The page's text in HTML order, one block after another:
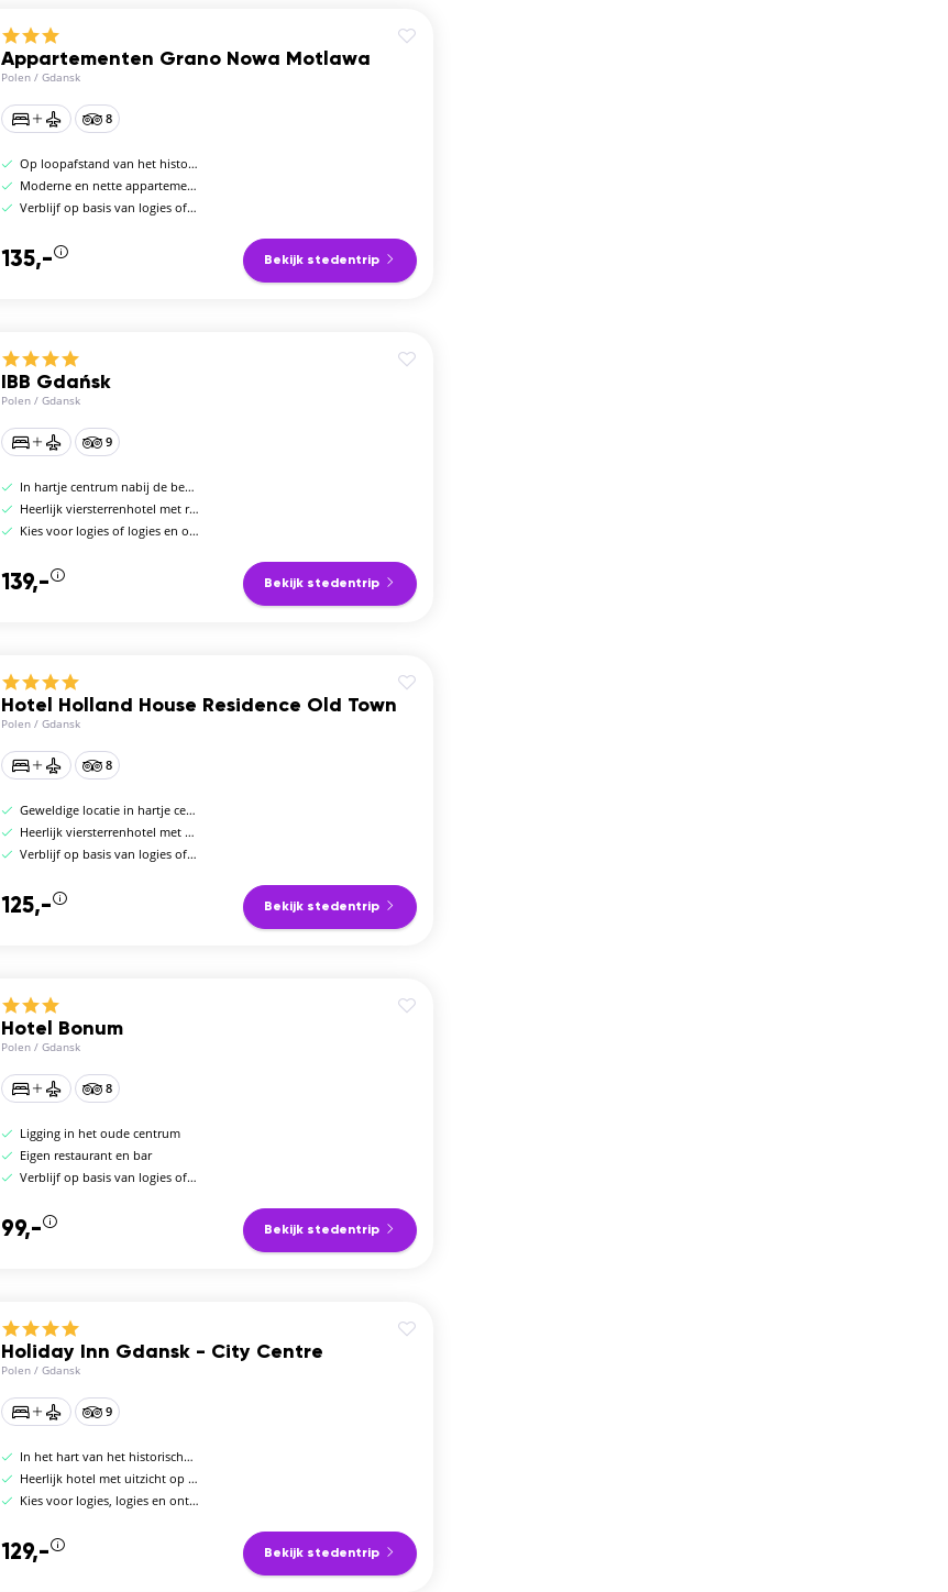
Appartementen Grano Nowa Motlawa
Polen / Gdansk
8
Op loopafstand van het historische centrum
Moderne en nette appartementen
Verblijf op basis van logies of logies en ontbijt
135,- Bekijk stedentrip
IBB Gdańsk
Polen / Gdansk
9
In hartje centrum nabij de bezienswaardigheden
Heerlijk viersterrenhotel met restaurant en bar
Kies voor logies of logies en ontbijt
139,- Bekijk stedentrip
Hotel Holland House Residence Old Town
Polen / Gdansk
8
Geweldige locatie in hartje centrum
Heerlijk viersterrenhotel met eigen restaurant
Verblijf op basis van logies of logies en ontbijt
125,- Bekijk stedentrip
Hotel Bonum
Polen / Gdansk
8
Ligging in het oude centrum
Eigen restaurant en bar
Verblijf op basis van logies of logies en ontbijt
99,- Bekijk stedentrip
Holiday Inn Gdansk - City Centre
Polen / Gdansk
9
In het hart van het historische centrum
Heerlijk hotel met uitzicht op rivier de Motława
Kies voor logies, logies en ontbijt of halfpension
129,- Bekijk stedentrip